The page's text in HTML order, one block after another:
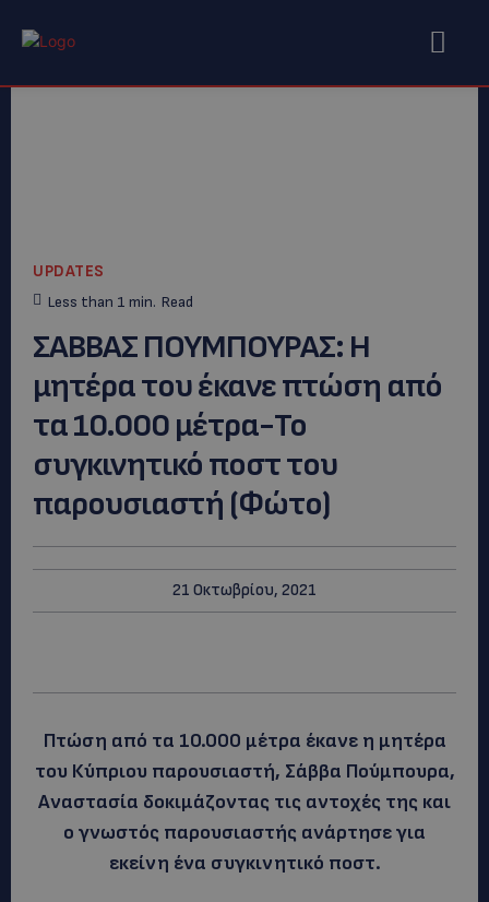
UPDATES
Less than 1 min. Read
ΣΑΒΒΑΣ ΠΟΥΜΠΟΥΡΑΣ: H
μητέρα του έκανε πτώση από
τα 10.000 μέτρα-Το
συγκινητικό ποστ του
παρουσιαστή (Φώτο)
21 Οκτωβρίου, 2021
Πτώση από τα 10.000 μέτρα έκανε η μητέρα
του Κύπριου παρουσιαστή, Σάββα Πούμπουρα,
Αναστασία δοκιμάζοντας τις αντοχές της και
ο γνωστός παρουσιαστής ανάρτησε για
εκείνη ένα συγκινητικό ποστ.